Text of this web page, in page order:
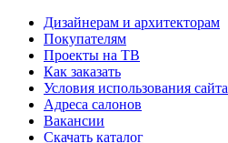
Дизайнерам и архитекторам
Покупателям
Проекты на ТВ
Как заказать
Условия использования сайта
Адреса салонов
Вакансии
Скачать каталог